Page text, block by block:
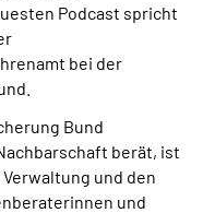
Podcast spricht
bei der
Bund
berät, ist
und den
und